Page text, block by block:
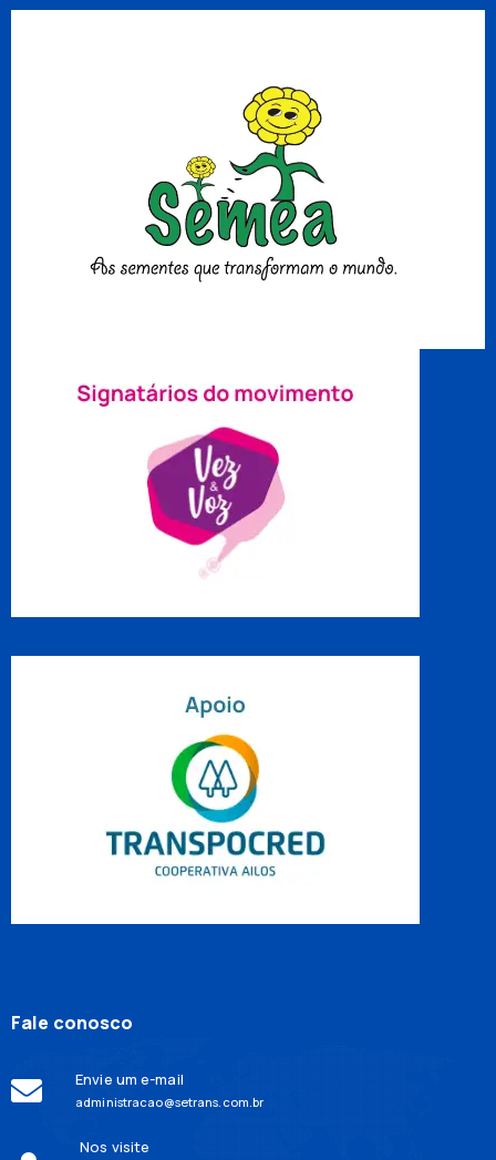
Fale conosco
Envie um e-mail
administracao@setrans.com.br
Nos visite